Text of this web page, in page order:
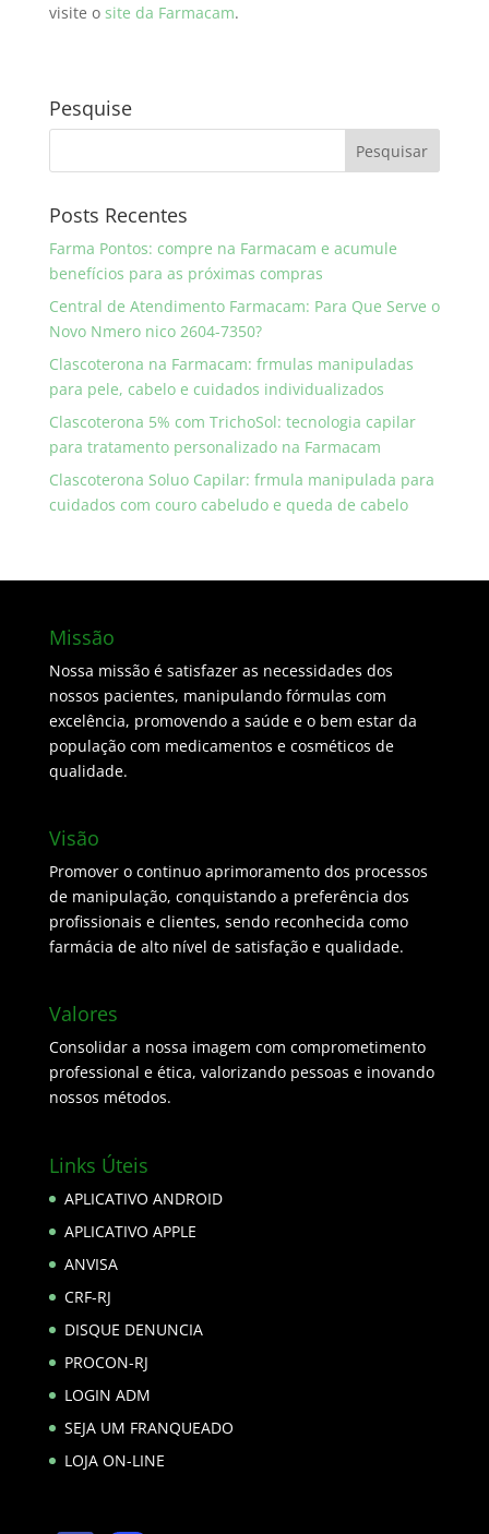
visite o site da Farmacam.
Pesquise
Posts Recentes
Farma Pontos: compre na Farmacam e acumule
benefícios para as próximas compras
Central de Atendimento Farmacam: Para Que Serve o
Novo Nmero nico 2604-7350?
Clascoterona na Farmacam: frmulas manipuladas
para pele, cabelo e cuidados individualizados
Clascoterona 5% com TrichoSol: tecnologia capilar
para tratamento personalizado na Farmacam
Clascoterona Soluo Capilar: frmula manipulada para
cuidados com couro cabeludo e queda de cabelo
Missão
Nossa missão é satisfazer as necessidades dos
nossos pacientes, manipulando fórmulas com
excelência, promovendo a saúde e o bem estar da
população com medicamentos e cosméticos de
qualidade.
Visão
Promover o continuo aprimoramento dos processos
de manipulação, conquistando a preferência dos
profissionais e clientes, sendo reconhecida como
farmácia de alto nível de satisfação e qualidade.
Valores
Consolidar a nossa imagem com comprometimento
professional e ética, valorizando pessoas e inovando
nossos métodos.
Links Úteis
APLICATIVO ANDROID
APLICATIVO APPLE
ANVISA
CRF-RJ
DISQUE DENUNCIA
PROCON-RJ
LOGIN ADM
SEJA UM FRANQUEADO
LOJA ON-LINE